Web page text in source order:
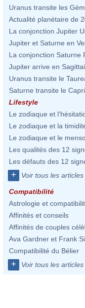
Uranus transite les
Actualité planétaire de
La conjonction Jupiter
Jupiter et Saturne en
La conjonction Saturne
Jupiter arrive en
Uranus transite le
Saturne transite le
Lifestyle
Le zodiaque et
Le zodiaque et la
Le zodiaque et le
Les qualités des 12
Les défauts des 12
+ Voir tous les articles
Compatibilité
Astrologie et
Affinités et conseils
Affinités de couples
Ava Gardner et Frank
Compatibilité du Bélier
+ Voir tous les articles